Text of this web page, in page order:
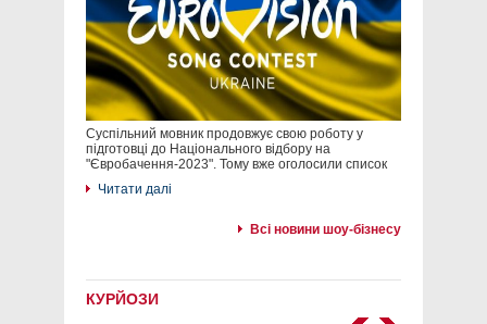
Суспільний мовник продовжує свою роботу у
підготовці до Національного відбору на
"Євробачення-2023". Тому вже оголосили список
Читати далі
Всі новини шоу-бізнесу
КУРЙОЗИ